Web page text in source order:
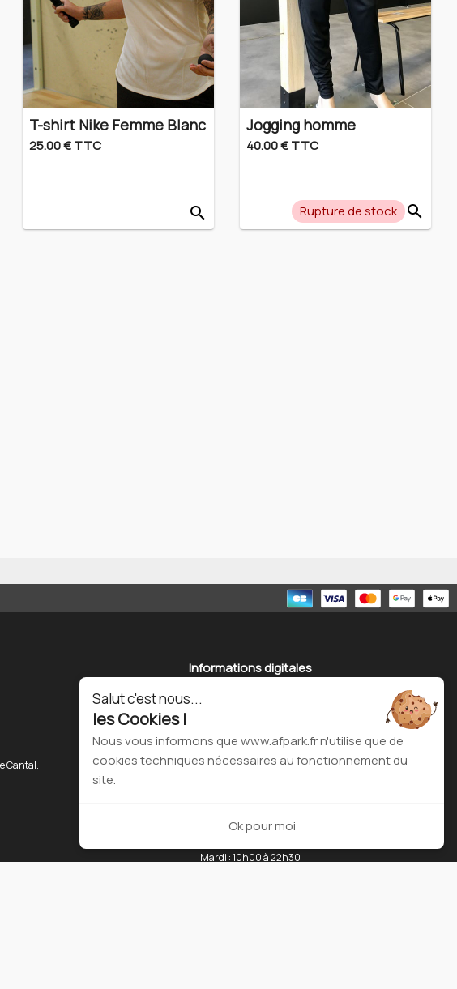
T-shirt Nike Femme Blanc
25.00 € TTC
search
Jogging homme
40.00 € TTC
Rupture de stock search
Cantal.
Informations digitales
Brochure partenaire
Lundi : 16h00 à 22h30
Mardi : 10h00 à 22h30
Salut c'est nous...
les Cookies !
Nous vous informons que www.afpark.fr n'utilise que de
cookies techniques nécessaires au fonctionnement du
site.
Ok pour moi